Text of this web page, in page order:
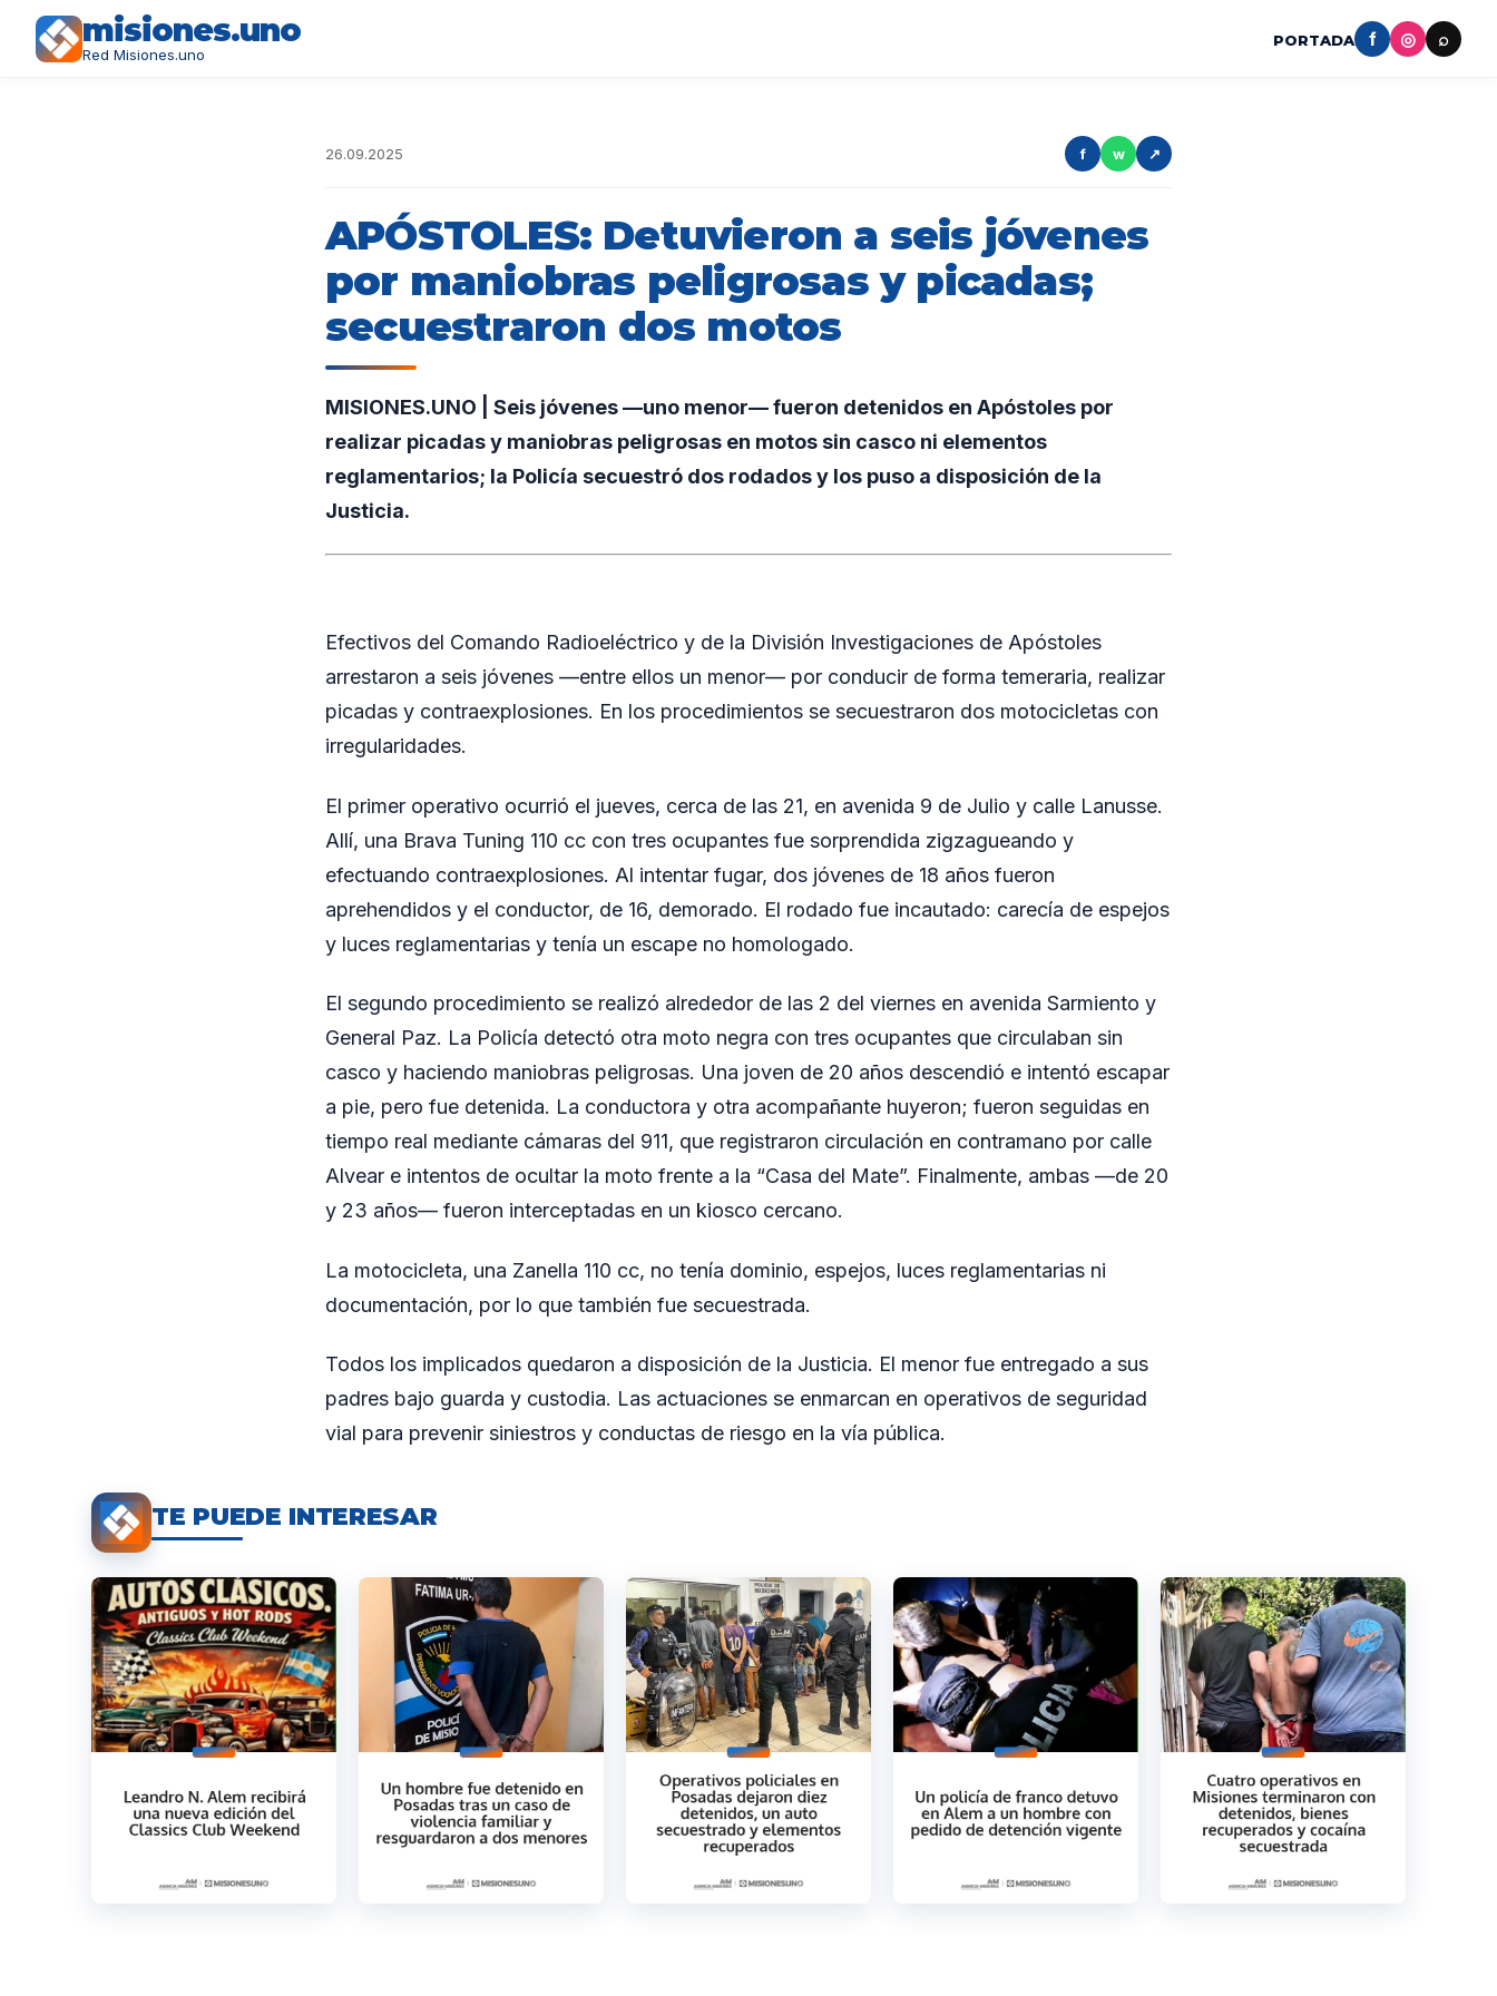
misiones.uno
Red Misiones.uno
PORTADA f ◎ ⌕
26.09.2025 f w ↗
APÓSTOLES: Detuvieron a seis jóvenes
por maniobras peligrosas y picadas;
secuestraron dos motos
MISIONES.UNO | Seis jóvenes —uno menor— fueron detenidos en Apóstoles por
realizar picadas y maniobras peligrosas en motos sin casco ni elementos
reglamentarios; la Policía secuestró dos rodados y los puso a disposición de la
Justicia.
Efectivos del Comando Radioeléctrico y de la División Investigaciones de Apóstoles
arrestaron a seis jóvenes —entre ellos un menor— por conducir de forma temeraria, realizar
picadas y contraexplosiones. En los procedimientos se secuestraron dos motocicletas con
irregularidades.
El primer operativo ocurrió el jueves, cerca de las 21, en avenida 9 de Julio y calle Lanusse.
Allí, una Brava Tuning 110 cc con tres ocupantes fue sorprendida zigzagueando y
efectuando contraexplosiones. Al intentar fugar, dos jóvenes de 18 años fueron
aprehendidos y el conductor, de 16, demorado. El rodado fue incautado: carecía de espejos
y luces reglamentarias y tenía un escape no homologado.
El segundo procedimiento se realizó alrededor de las 2 del viernes en avenida Sarmiento y
General Paz. La Policía detectó otra moto negra con tres ocupantes que circulaban sin
casco y haciendo maniobras peligrosas. Una joven de 20 años descendió e intentó escapar
a pie, pero fue detenida. La conductora y otra acompañante huyeron; fueron seguidas en
tiempo real mediante cámaras del 911, que registraron circulación en contramano por calle
Alvear e intentos de ocultar la moto frente a la “Casa del Mate”. Finalmente, ambas —de 20
y 23 años— fueron interceptadas en un kiosco cercano.
La motocicleta, una Zanella 110 cc, no tenía dominio, espejos, luces reglamentarias ni
documentación, por lo que también fue secuestrada.
Todos los implicados quedaron a disposición de la Justicia. El menor fue entregado a sus
padres bajo guarda y custodia. Las actuaciones se enmarcan en operativos de seguridad
vial para prevenir siniestros y conductas de riesgo en la vía pública.
TE PUEDE INTERESAR